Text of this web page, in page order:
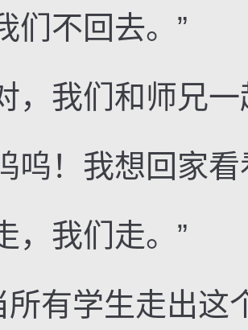
不回去。”
我们和师兄一
！我想回家看
我们走。”
学生走出这